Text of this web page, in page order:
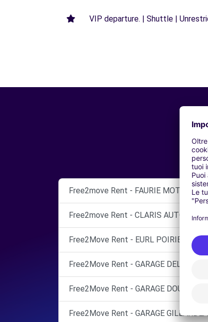
VIP departure. | Shuttle |
Free2move Rent - FAURIE MOTOR
Free2move Rent - CLARIS
Free2Move Rent - EURL POIRIER - ST-
Free2Move Rent - GARAGE DELAGE -
Free2Move Rent - GARAGE DOUCET
Free2Move Rent - GARAGE